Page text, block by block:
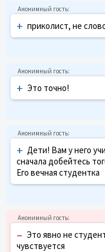
+ приколист, не
+ Это точно!
+ Дети! Вам у него
сначала добейтесь
Его вечная студентка
– Это явно не
чувствуется